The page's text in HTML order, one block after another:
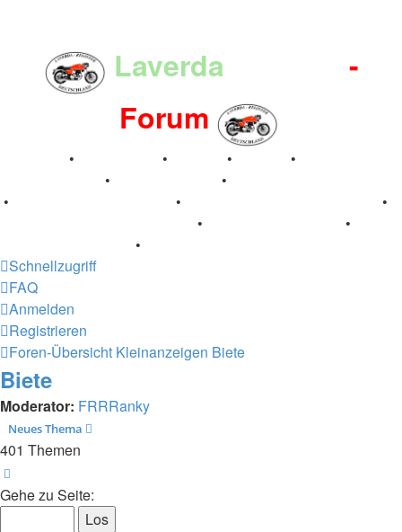
Laverda
-
Forum
• • •
•
• •
•
•
•
•
•
•
Schnellzugriff
FAQ
Anmelden
Registrieren
Foren-Übersicht Kleinanzeigen Biete
Biete
Moderator: FRRRanky
Neues Thema
401 Themen
Gehe zu Seite: